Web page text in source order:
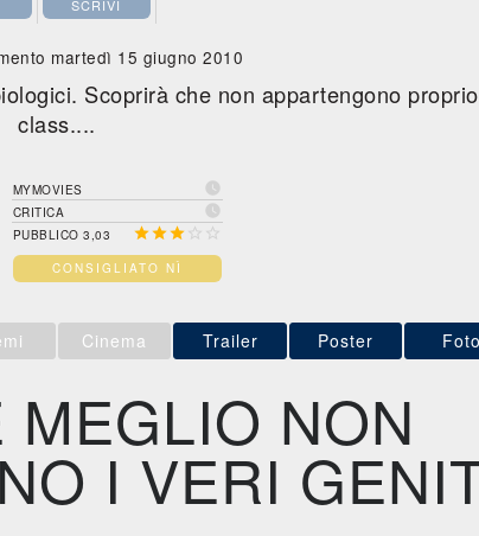
SCRIVI
martedì 15 giugno 2010
Scoprirà che non appartengono
class....
MYMOVIES 
CRITICA 
PUBBLICO 3,03   
CONSIGLIATO NÌ
Cinema Trailer Poster Foto
MEGLIO NON
I VERI